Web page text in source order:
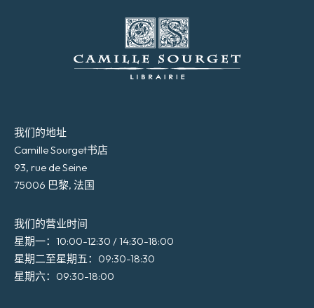
我们的地址
Camille Sourget书店
93, rue de Seine
75006 巴黎, 法国
我们的营业时间
星期一：10:00-12:30 / 14:30-18:00
星期二至星期五：09:30-18:30
星期六：09:30-18:00